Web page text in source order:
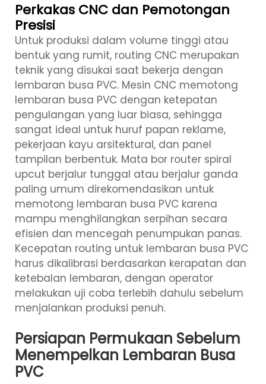
Perkakas CNC dan Pemotongan
Presisi
Untuk produksi dalam volume tinggi atau
bentuk yang rumit, routing CNC merupakan
teknik yang disukai saat bekerja dengan
lembaran busa PVC. Mesin CNC memotong
lembaran busa PVC dengan ketepatan
pengulangan yang luar biasa, sehingga
sangat ideal untuk huruf papan reklame,
pekerjaan kayu arsitektural, dan panel
tampilan berbentuk. Mata bor router spiral
upcut berjalur tunggal atau berjalur ganda
paling umum direkomendasikan untuk
memotong lembaran busa PVC karena
mampu menghilangkan serpihan secara
efisien dan mencegah penumpukan panas.
Kecepatan routing untuk lembaran busa PVC
harus dikalibrasi berdasarkan kerapatan dan
ketebalan lembaran, dengan operator
melakukan uji coba terlebih dahulu sebelum
menjalankan produksi penuh.
Persiapan Permukaan Sebelum
Menempelkan Lembaran Busa
PVC